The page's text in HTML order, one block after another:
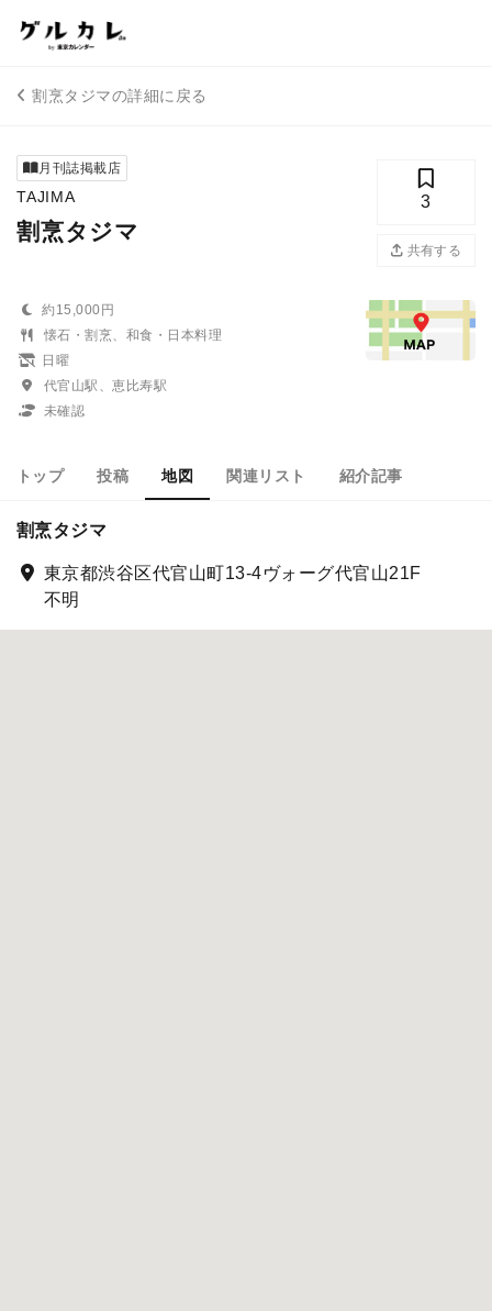
割烹タジマの詳細に戻る
月刊誌掲載店
TAJIMA
割烹タジマ
3
共有する
約15,000円
懐石・割烹、和食・日本料理
日曜
代官山駅、恵比寿駅
未確認
トップ 投稿 地図 関連リスト 紹介記事
割烹タジマ
東京都渋谷区代官山町13-4ヴォーグ代官山21F
不明